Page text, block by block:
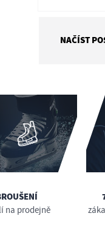
NAČÍST
na prodejně